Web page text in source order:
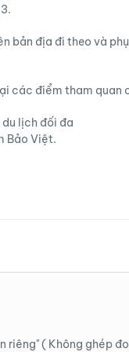
hàng với món Lẩu
Vạc.
Cao Bằng.
con đèo với 15
nghỉ đêm tại Pác
thứ 4 Thế giới
nhất thế giới.
Bản Giốc 3 km
trông như cột
bạc.
tối tại Bản Giốc
kết thúc lịch
bản địa đi theo và
các điểm tham quan
lịch đối đa
Bảo Việt.
riêng" ( Không ghép